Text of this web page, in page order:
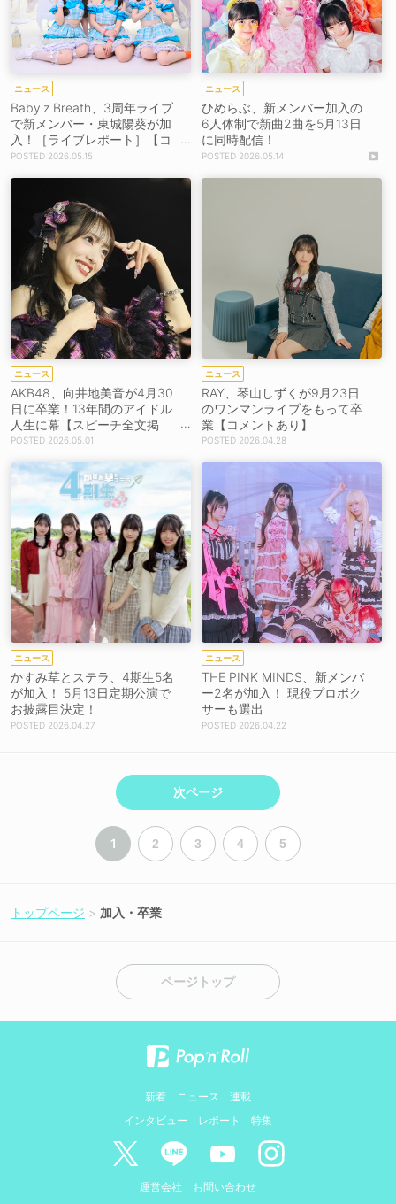
ニュース
Baby'z Breath、3周年ライブ
で新メンバー・東城陽葵が加
入！［ライブレポート］【コ
メントあり】
2026.05.15
ニュース
ひめらぶ、新メンバー加入の
6人体制で新曲2曲を5月13日
に同時配信！
2026.05.14
ニュース
AKB48、向井地美音が4月30
日に卒業！13年間のアイドル
人生に幕【スピーチ全文掲
載】
2026.05.01
ニュース
RAY、琴山しずくが9月23日
のワンマンライブをもって卒
業【コメントあり】
2026.04.28
ニュース
かすみ草とステラ、4期生5名
が加入！ 5月13日定期公演で
お披露目決定！
2026.04.27
ニュース
THE PINK MINDS、新メンバ
ー2名が加入！ 現役プロボク
サーも選出
2026.04.22
次ページ
1 2 3 4 5
トップページ 加入・卒業
ページトップ
新着 ニュース
連載
インタビュー
レポート 特集
運営会社 お問い合わせ